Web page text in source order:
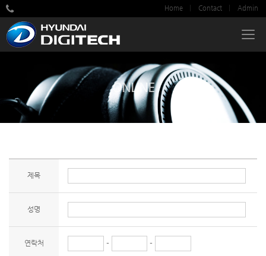
Home Contact Admin
ONLINE
제목
성명
연락처 - -